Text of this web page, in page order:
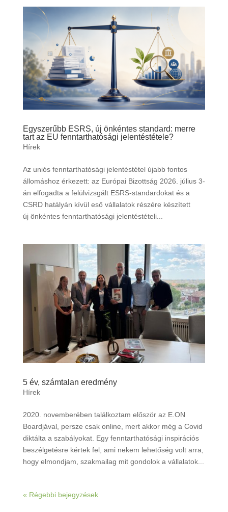
Egyszerűbb ESRS, új önkéntes standard: merre
tart az EU fenntarthatósági jelentéstétele?
Hírek
Az uniós fenntarthatósági jelentéstétel újabb fontos
állomáshoz érkezett: az Európai Bizottság 2026. július 3-
án elfogadta a felülvizsgált ESRS-standardokat és a
CSRD hatályán kívül eső vállalatok részére készített
új önkéntes fenntarthatósági jelentéstételi...
5 év, számtalan eredmény
Hírek
2020. novemberében találkoztam először az E.ON
Boardjával, persze csak online, mert akkor még a Covid
diktálta a szabályokat. Egy fenntarthatósági inspirációs
beszélgetésre kértek fel, ami nekem lehetőség volt arra,
hogy elmondjam, szakmailag mit gondolok a vállalatok...
« Régebbi bejegyzések